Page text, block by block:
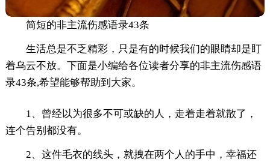
简短的非主流伤感语录43条
生活总是不乏精彩，只是有的时候我们的眼睛却是盯
着乌云不放。下面是小编给各位读者分享的非主流伤感语
录43条,希望能够帮助到大家。
1、曾经以为很多不可或缺的人，走着走着就散了，
连个告别都没有。
2、这件毛衣的线头，就拽在两个人的手中，幸福还